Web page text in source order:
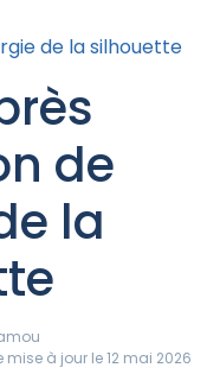
de la silhouette
de
la
mise à jour le 12 mai 2026